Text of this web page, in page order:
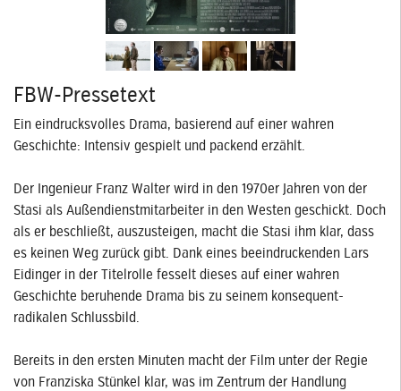
FBW-Pressetext
Ein eindrucksvolles Drama, basierend auf einer wahren
Geschichte: Intensiv gespielt und packend erzählt.
Der Ingenieur Franz Walter wird in den 1970er Jahren von der
Stasi als Außendienstmitarbeiter in den Westen geschickt. Doch
als er beschließt, auszusteigen, macht die Stasi ihm klar, dass
es keinen Weg zurück gibt. Dank eines beeindruckenden Lars
Eidinger in der Titelrolle fesselt dieses auf einer wahren
Geschichte beruhende Drama bis zu seinem konsequent-
radikalen Schlussbild.
Bereits in den ersten Minuten macht der Film unter der Regie
von Franziska Stünkel klar, was im Zentrum der Handlung